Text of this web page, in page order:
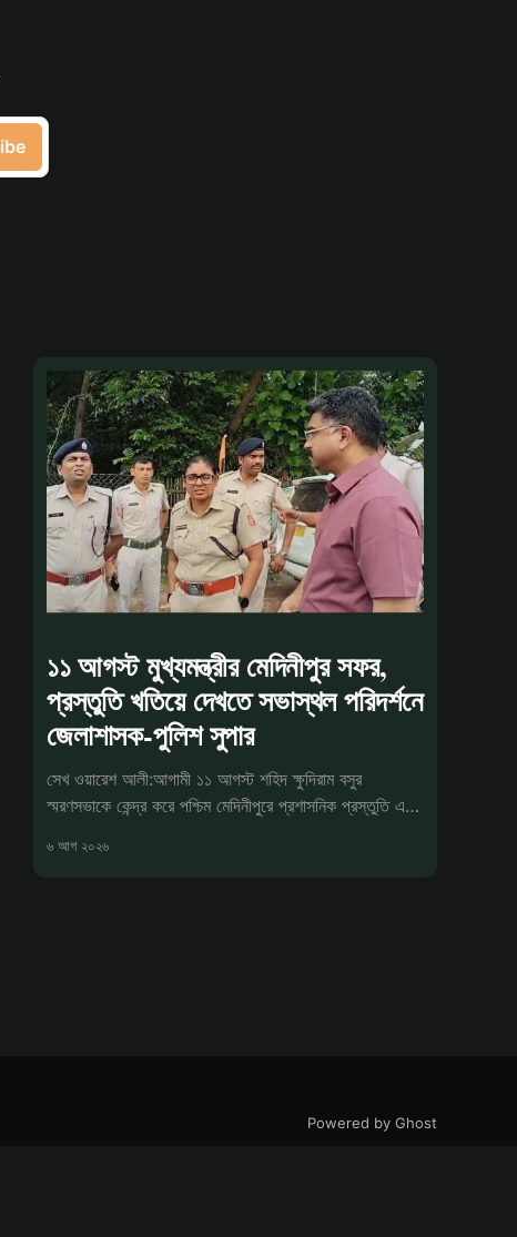
১১ আগস্ট মুখ্যমন্ত্রীর মেদিনীপুর সফর,
প্রস্তুতি খতিয়ে দেখতে সভাস্থল পরিদর্শনে
জেলাশাসক-পুলিশ সুপার
সেখ ওয়ারেশ আলী:আগামী ১১ আগস্ট শহিদ ক্ষুদিরাম বসুর
স্মরণসভাকে কেন্দ্র করে পশ্চিম মেদিনীপুরে প্রশাসনিক প্রস্তুতি এখন
৬ আগ ২০২৬
Powered by Ghost